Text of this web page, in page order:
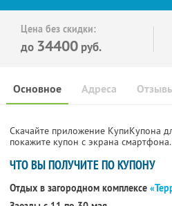
Цена без скидки:
до 34400 руб.
Основное Адреса
Скачайте приложение КупиКупона
покажите купон с экрана
ЧТО ВЫ ПОЛУЧИТЕ ПО КУПОНУ
Отдых в загородном комплексе